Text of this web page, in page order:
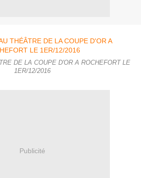
DE LA COUPE D'OR A ROCHEFORT LE
1ER/12/2016
Publicité